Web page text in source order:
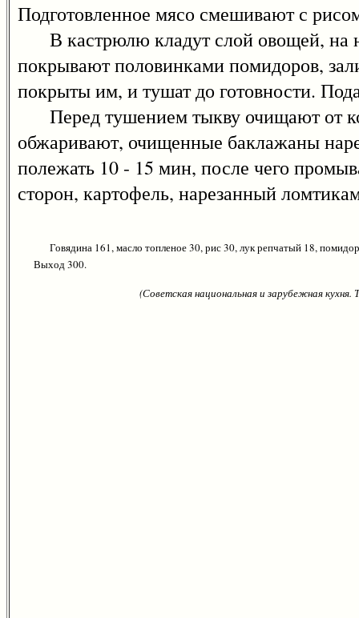
Подготовленное мясо смешивают с
В кастрюлю кладут слой овощей, на
покрывают половинками помидоров,
покрыты им, и тушат до готовности.
Перед тушением тыкву очищают от
обжаривают, очищенные баклажаны
полежать 10 - 15 мин, после чего
сторон, картофель, нарезанный
Говядина 161, масло топленое 30, рис 30, лук репчатый 18,
Выход 300.
(Советская национальная и зарубежная